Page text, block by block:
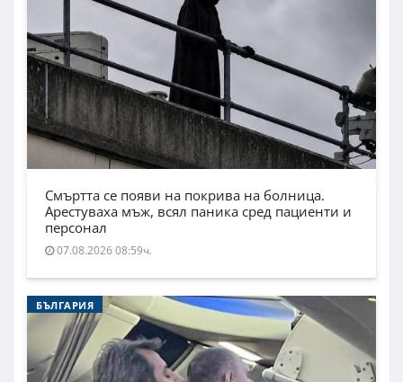
Смъртта се появи на покрива на болница.
Арестуваха мъж, всял паника сред пациенти и
персонал
07.08.2026 08:59ч.
БЪЛГАРИЯ